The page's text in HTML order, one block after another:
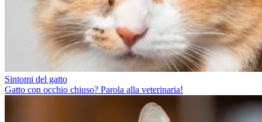
Sintomi del gatto
Gatto con occhio chiuso? Parola alla veterinaria!